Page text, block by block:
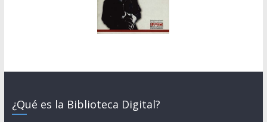
¿Qué es la Biblioteca Digital?